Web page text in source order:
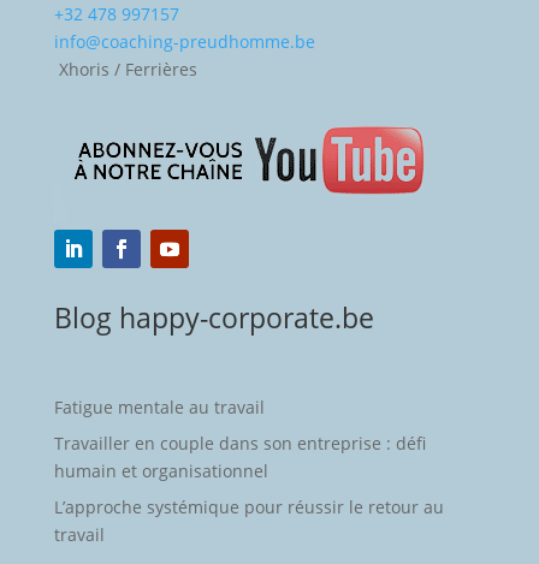
+32 478 997157
info@coaching-preudhomme.be
Xhoris / Ferrières
Blog happy-corporate.be
Fatigue mentale au travail
Travailler en couple dans son entreprise : défi
humain et organisationnel
L’approche systémique pour réussir le retour au
travail